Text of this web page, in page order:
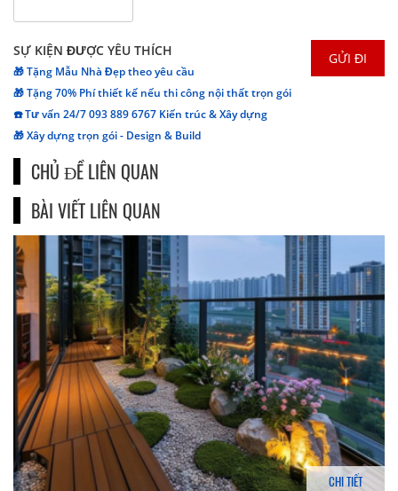
SỰ KIỆN ĐƯỢC YÊU THÍCH
🎁 Tặng Mẫu Nhà Đẹp theo yêu cầu
🎁 Tặng 70% Phí thiết kế nếu thi công nội thất trọn gói
☎️ Tư vấn 24/7 093 889 6767 Kiến trúc & Xây dựng
🎁 Xây dựng trọn gói - Design & Build
CHỦ ĐỀ LIÊN QUAN
BÀI VIẾT LIÊN QUAN
CHI TIẾT